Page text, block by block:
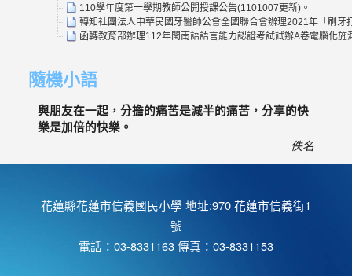
110學年度第一學期教師公開授課公告(1101007更新)。
轉知社團法人中華民國牙醫師公會全國聯合會辦理2021年「刷牙
函轉教育部辦理112年閩南語語言能力認證考試試辦A卷電腦化
隨機小語
與朋友在一起，分擔的痛苦是減半的痛苦，分享的快
樂是加倍的快樂。
佚名
花蓮縣花蓮市信義國民小學 地址:970 花蓮市信義街1
號
電話：03-8331163 傳真：03-8331153